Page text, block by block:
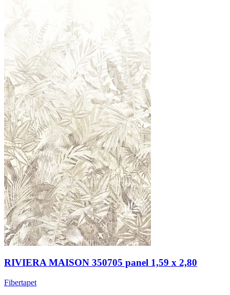
RIVIERA MAISON 350705 panel 1,59 x 2,80
Fibertapet